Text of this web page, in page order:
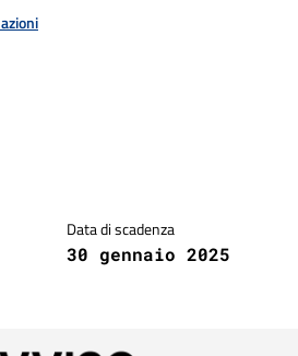
Data di scadenza
30 gennaio 2025